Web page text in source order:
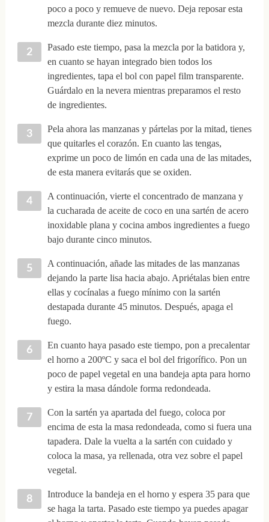
poco a poco y remueve de nuevo. Deja reposar esta
mezcla durante diez minutos.
Pasado este tiempo, pasa la mezcla por la batidora y,
en cuanto se hayan integrado bien todos los
ingredientes, tapa el bol con papel film transparente.
Guárdalo en la nevera mientras preparamos el resto
de ingredientes.
Pela ahora las manzanas y pártelas por la mitad, tienes
que quitarles el corazón. En cuanto las tengas,
exprime un poco de limón en cada una de las mitades,
de esta manera evitarás que se oxiden.
A continuación, vierte el concentrado de manzana y
la cucharada de aceite de coco en una sartén de acero
inoxidable plana y cocina ambos ingredientes a fuego
bajo durante cinco minutos.
A continuación, añade las mitades de las manzanas
dejando la parte lisa hacia abajo. Apriétalas bien entre
ellas y cocínalas a fuego mínimo con la sartén
destapada durante 45 minutos. Después, apaga el
fuego.
En cuanto haya pasado este tiempo, pon a precalentar
el horno a 200ºC y saca el bol del frigorífico. Pon un
poco de papel vegetal en una bandeja apta para horno
y estira la masa dándole forma redondeada.
Con la sartén ya apartada del fuego, coloca por
encima de esta la masa redondeada, como si fuera una
tapadera. Dale la vuelta a la sartén con cuidado y
coloca la masa, ya rellenada, otra vez sobre el papel
vegetal.
Introduce la bandeja en el horno y espera 35 para que
se haga la tarta. Pasado este tiempo ya puedes apagar